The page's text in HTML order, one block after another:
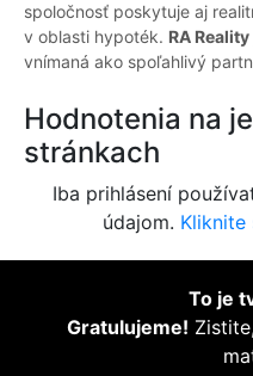
spoločnosť poskytuje aj
v oblasti hypoték. RA Reality
vnímaná ako spoľahlivý
Hodnotenia na
stránkach
Iba prihlásení
údajom. Kliknite
To je
Gratulujeme!